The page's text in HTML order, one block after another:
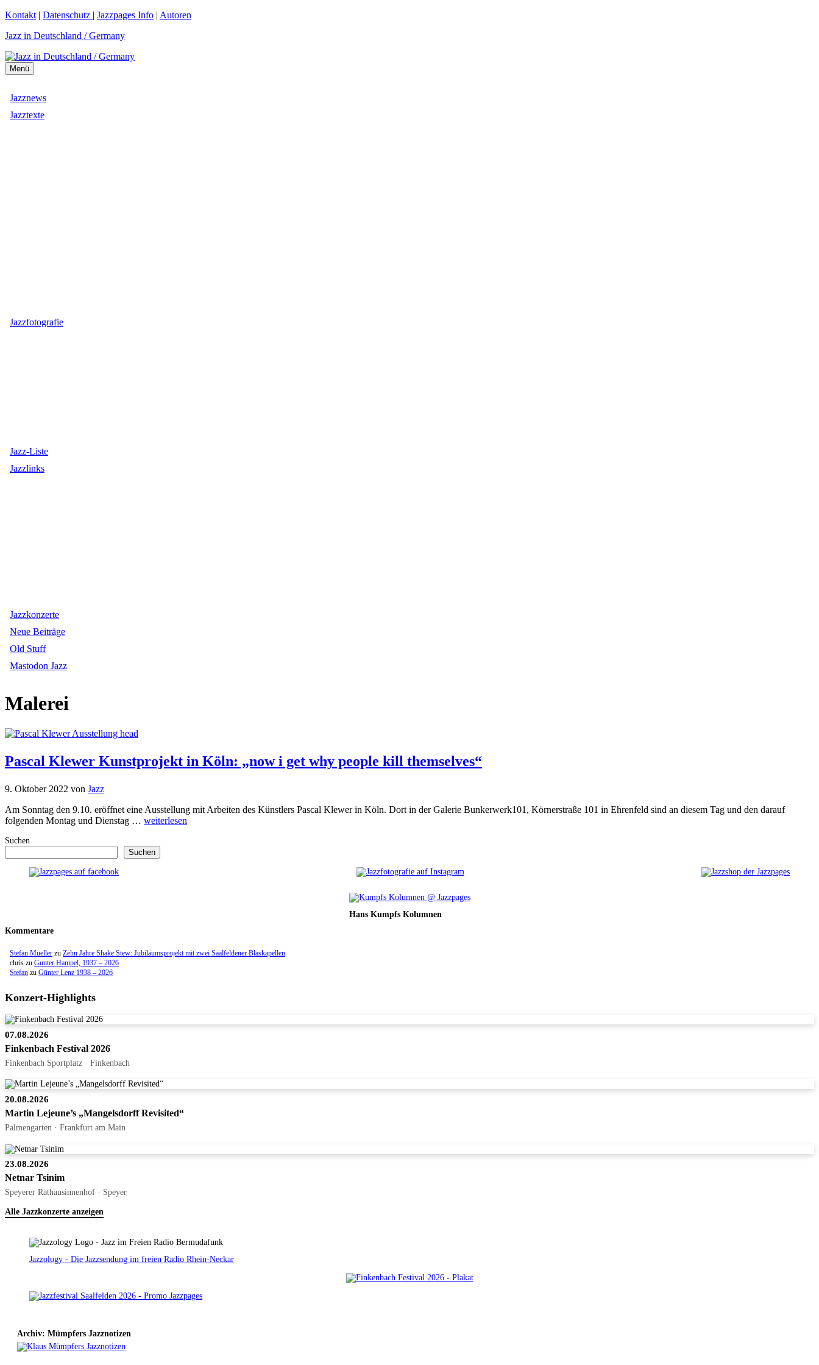
Zum
springen
Kontakt | Datenschutz | Jazzpages Info | Autoren
Jazz in Deutschland / Germany
Menü
Jazznews
Jazztexte
Jazzfotografie
Jazz-Liste
Jazzlinks
Jazzkonzerte
Neue Beiträge
Old Stuff
Mastodon Jazz
Malerei
Pascal Klewer Kunstprojekt in Köln: „now i get why people kill themselves“
9. Oktober 2022 von Jazz
Am Sonntag den 9.10. eröffnet eine Ausstellung mit Arbeiten des Künstlers Pascal Klewer in Köln. Dort in der Galerie Bunkerwerk101, Körnerstraße 101 in Ehrenfeld sind an diesem Tag und den darauf
folgenden Montag und Dienstag … weiterlesen
Suchen
Suchen
Hans Kumpfs Kolumnen
Kommentare
Stefan Mueller zu Zehn Jahre Shake Stew: Jubiläumsprojekt mit zwei Saalfeldener Blaskapellen
chris zu Gunter Hampel, 1937 – 2026
Stefan zu Günter Lenz 1938 – 2026
Konzert-Highlights
07.08.2026
Finkenbach Festival 2026
Finkenbach Sportplatz · Finkenbach
20.08.2026
Martin Lejeune’s „Mangelsdorff Revisited“
Palmengarten · Frankfurt am Main
23.08.2026
Netnar Tsinim
Speyerer Rathausinnenhof · Speyer
Alle Jazzkonzerte anzeigen
Jazzology - Die Jazzsendung im freien Radio Rhein-Neckar
Archiv: Mümpfers Jazznotizen